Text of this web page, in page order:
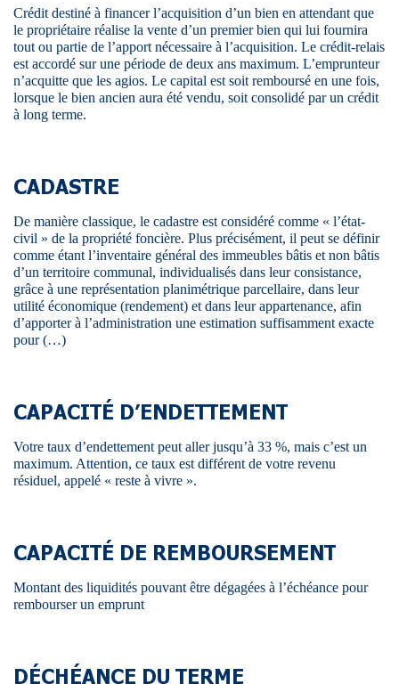
Crédit destiné à financer l’acquisition d’un bien en attendant que
le propriétaire réalise la vente d’un premier bien qui lui fournira
tout ou partie de l’apport nécessaire à l’acquisition. Le crédit-relais
est accordé sur une période de deux ans maximum. L’emprunteur
n’acquitte que les agios. Le capital est soit remboursé en une fois,
lorsque le bien ancien aura été vendu, soit consolidé par un crédit
à long terme.
CADASTRE
De manière classique, le cadastre est considéré comme « l’état-
civil » de la propriété foncière. Plus précisément, il peut se définir
comme étant l’inventaire général des immeubles bâtis et non bâtis
d’un territoire communal, individualisés dans leur consistance,
grâce à une représentation planimétrique parcellaire, dans leur
utilité économique (rendement) et dans leur appartenance, afin
d’apporter à l’administration une estimation suffisamment exacte
pour (…)
CAPACITÉ D’ENDETTEMENT
Votre taux d’endettement peut aller jusqu’à 33 %, mais c’est un
maximum. Attention, ce taux est différent de votre revenu
résiduel, appelé « reste à vivre ».
CAPACITÉ DE REMBOURSEMENT
Montant des liquidités pouvant être dégagées à l’échéance pour
rembourser un emprunt
DÉCHÉANCE DU TERME